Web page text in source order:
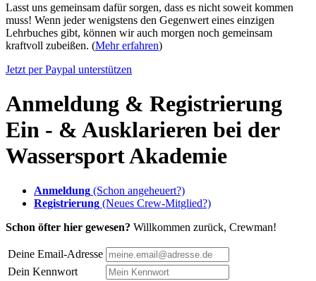
Lasst uns gemeinsam dafür sorgen, dass es nicht soweit kommen
muss! Wenn jeder wenigstens den Gegenwert eines einzigen
Lehrbuches gibt, können wir auch morgen noch gemeinsam
kraftvoll zubeißen. (Mehr erfahren)
Jetzt per Paypal unterstützen
Anmeldung & Registrierung
Ein - & Ausklarieren bei der
Wassersport Akademie
Anmeldung (Schon angeheuert?)
Registrierung (Neues Crew-Mitglied?)
Schon öfter hier gewesen? Willkommen zurück, Crewman!
Deine Email-Adresse
Dein Kennwort